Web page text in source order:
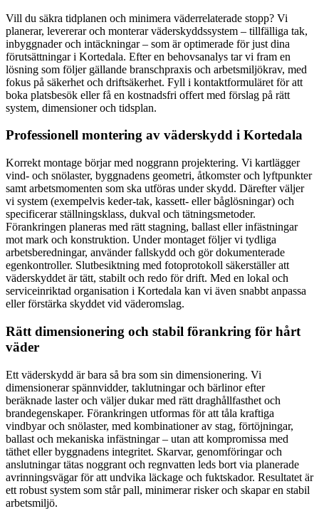
Vill du säkra tidplanen och minimera väderrelaterade stopp? Vi
planerar, levererar och monterar väderskyddssystem – tillfälliga tak,
inbyggnader och intäckningar – som är optimerade för just dina
förutsättningar i Kortedala. Efter en behovsanalys tar vi fram en
lösning som följer gällande branschpraxis och arbetsmiljökrav, med
fokus på säkerhet och driftsäkerhet. Fyll i kontaktformuläret för att
boka platsbesök eller få en kostnadsfri offert med förslag på rätt
system, dimensioner och tidsplan.
Professionell montering av väderskydd i Kortedala
Korrekt montage börjar med noggrann projektering. Vi kartlägger
vind- och snölaster, byggnadens geometri, åtkomster och lyftpunkter
samt arbetsmomenten som ska utföras under skydd. Därefter väljer
vi system (exempelvis keder-tak, kassett- eller båglösningar) och
specificerar ställningsklass, dukval och tätningsmetoder.
Förankringen planeras med rätt stagning, ballast eller infästningar
mot mark och konstruktion. Under montaget följer vi tydliga
arbetsberedningar, använder fallskydd och gör dokumenterade
egenkontroller. Slutbesiktning med fotoprotokoll säkerställer att
väderskyddet är tätt, stabilt och redo för drift. Med en lokal och
serviceinriktad organisation i Kortedala kan vi även snabbt anpassa
eller förstärka skyddet vid väderomslag.
Rätt dimensionering och stabil förankring för hårt
väder
Ett väderskydd är bara så bra som sin dimensionering. Vi
dimensionerar spännvidder, taklutningar och bärlinor efter
beräknade laster och väljer dukar med rätt draghållfasthet och
brandegenskaper. Förankringen utformas för att tåla kraftiga
vindbyar och snölaster, med kombinationer av stag, förtöjningar,
ballast och mekaniska infästningar – utan att kompromissa med
täthet eller byggnadens integritet. Skarvar, genomföringar och
anslutningar tätas noggrant och regnvatten leds bort via planerade
avrinningsvägar för att undvika läckage och fuktskador. Resultatet är
ett robust system som står pall, minimerar risker och skapar en stabil
arbetsmiljö.